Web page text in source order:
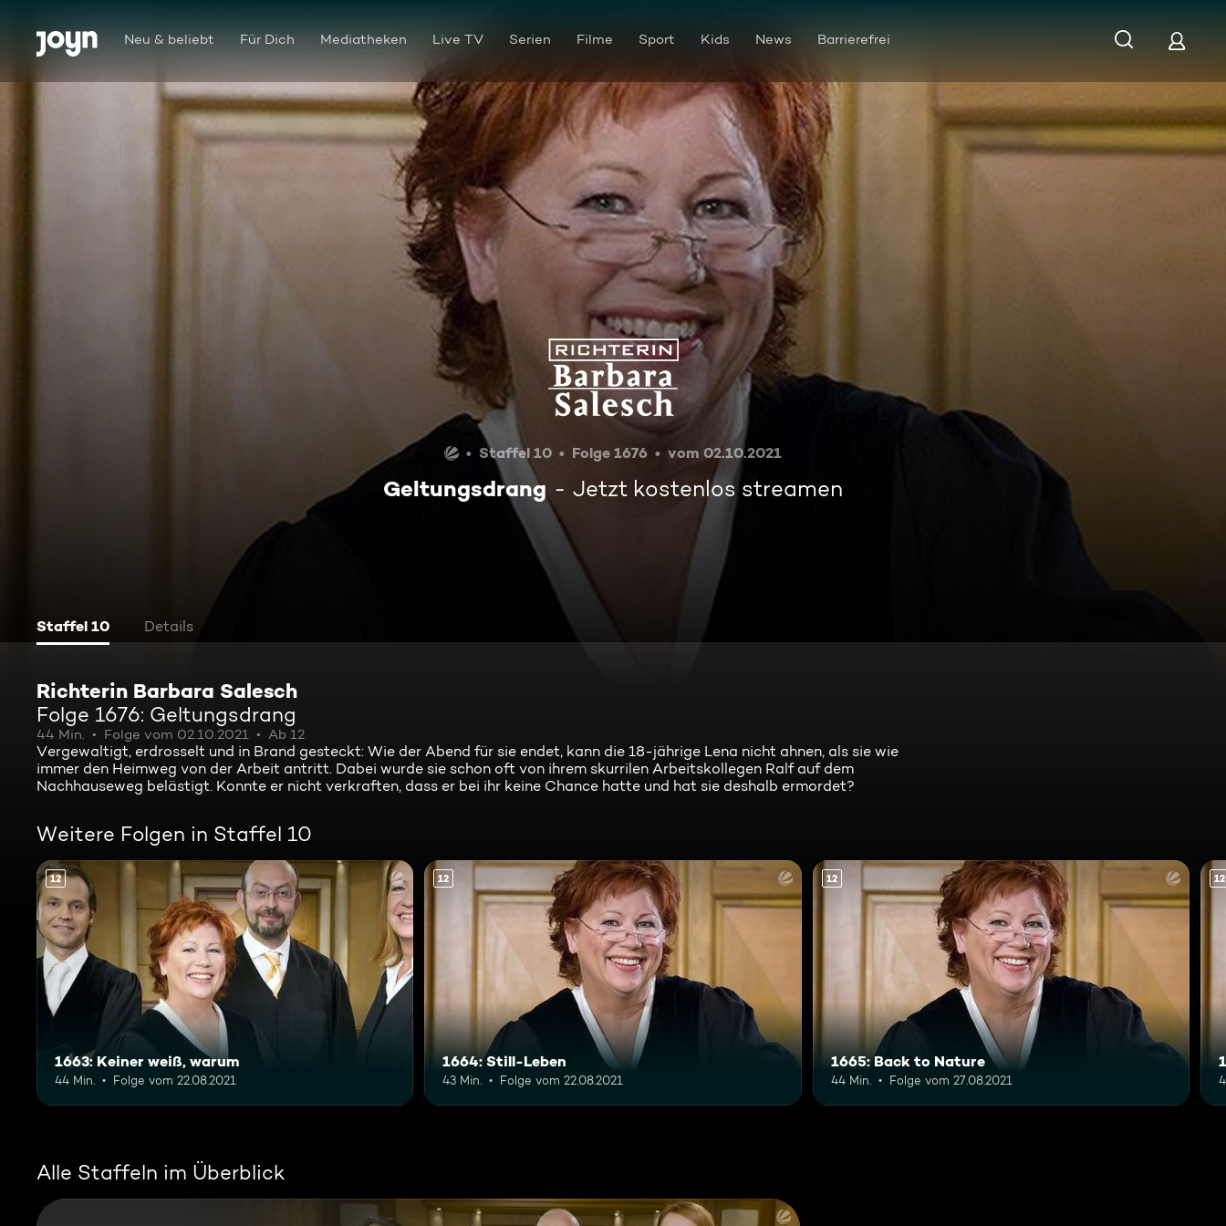
Zum Inhalt springen
Barrierefrei Neu & beliebt Für Dich Mediatheken Live TV Serien Filme Sport Kids News Barrierefrei
Geltungsdrang
Staffel 10 Folge 1676 vom 02.10.2021
Geltungsdrang Jetzt kostenlos streamen
Staffel 10 Details
Richterin Barbara Salesch
Folge 1676: Geltungsdrang
44 Min. Folge vom 02.10.2021 Ab 12
Vergewaltigt, erdrosselt und in Brand gesteckt: Wie der Abend für sie endet, kann die 18-jährige Lena nicht ahnen, als sie wie
immer den Heimweg von der Arbeit antritt. Dabei wurde sie schon oft von ihrem skurrilen Arbeitskollegen Ralf auf dem
Nachhauseweg belästigt. Konnte er nicht verkraften, dass er bei ihr keine Chance hatte und hat sie deshalb ermordet?
Weitere Folgen in Staffel 10
12
1663: Keiner weiß, warum
44 Min. Folge vom 22.08.2021
12
1664: Still-Leben
43 Min. Folge vom 22.08.2021
12
1665: Back to Nature
44 Min. Folge vom 27.08.2021
12
Alle Staffeln im Überblick